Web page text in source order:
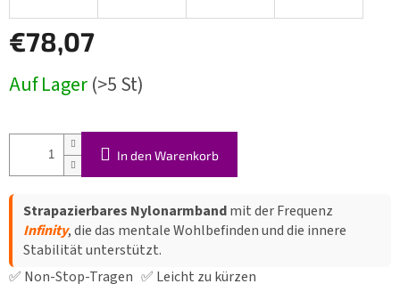
€78,07
Auf Lager(>5 St)
In den Warenkorb
Strapazierbares Nylonarmbandmit der Frequenz
Infinity, die das mentale Wohlbefinden und die innere
Stabilität unterstützt.
✅ Non-Stop-Tragen ✅ Leicht zu kürzen